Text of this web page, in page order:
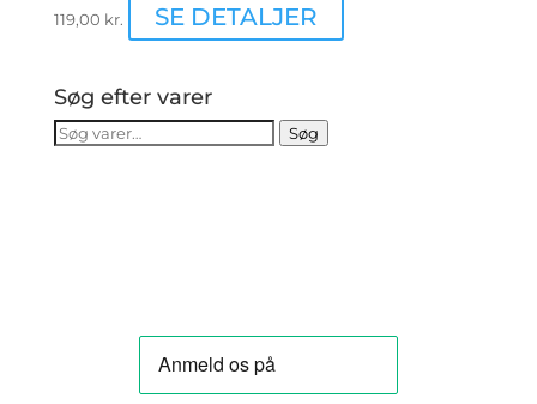
119,00 kr. SE DETALJER
vare
Søg efter varer
Søg
Søg